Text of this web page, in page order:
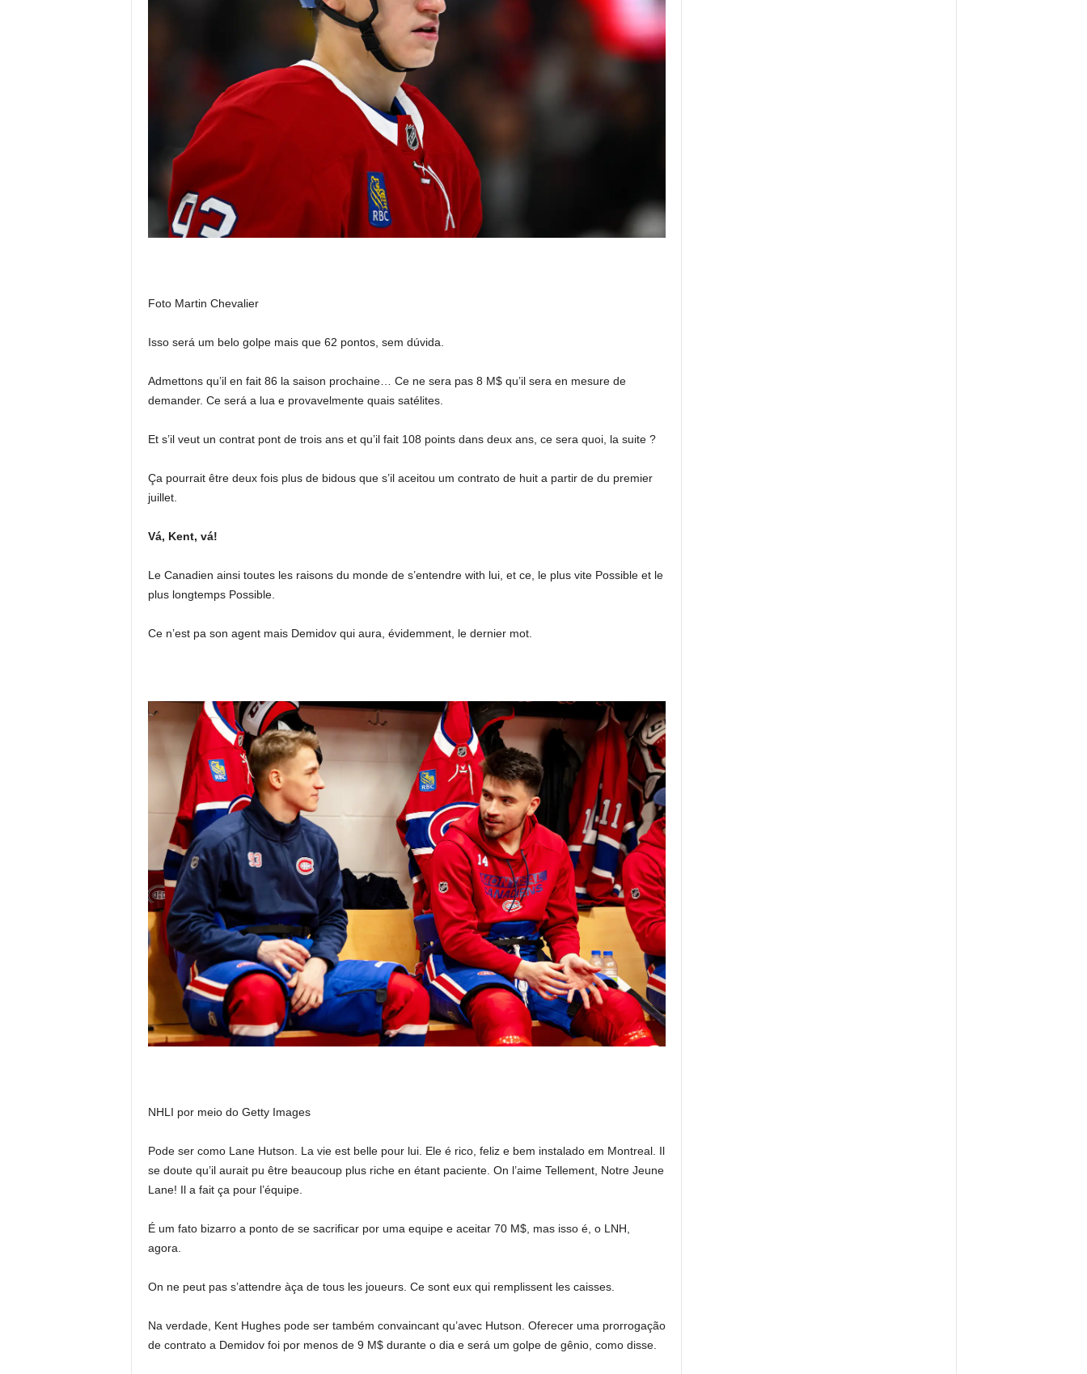
Foto Martin Chevalier
Isso será um belo golpe mais que 62 pontos, sem dúvida.
Admettons qu’il en fait 86 la saison prochaine… Ce ne sera pas 8 M$ qu’il sera en mesure de
demander. Ce será a lua e provavelmente quais satélites.
Et s’il veut un contrat pont de trois ans et qu’il fait 108 points dans deux ans, ce sera quoi, la suite ?
Ça pourrait être deux fois plus de bidous que s’il aceitou um contrato de huit a partir de du premier
juillet.
Vá, Kent, vá!
Le Canadien ainsi toutes les raisons du monde de s’entendre with lui, et ce, le plus vite Possible et le
plus longtemps Possible.
Ce n’est pa son agent mais Demidov qui aura, évidemment, le dernier mot.
NHLI por meio do Getty Images
Pode ser como Lane Hutson. La vie est belle pour lui. Ele é rico, feliz e bem instalado em Montreal. Il
se doute qu’il aurait pu être beaucoup plus riche en étant paciente. On l’aime Tellement, Notre Jeune
Lane! Il a fait ça pour l’équipe.
É um fato bizarro a ponto de se sacrificar por uma equipe e aceitar 70 M$, mas isso é, o LNH,
agora.
On ne peut pas s’attendre àça de tous les joueurs. Ce sont eux qui remplissent les caisses.
Na verdade, Kent Hughes pode ser também convaincant qu’avec Hutson. Oferecer uma prorrogação
de contrato a Demidov foi por menos de 9 M$ durante o dia e será um golpe de gênio, como disse.